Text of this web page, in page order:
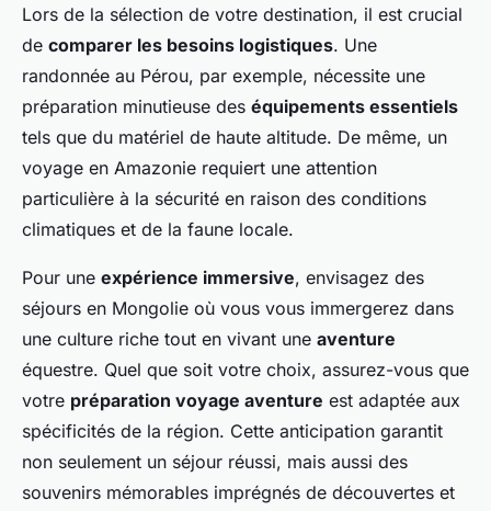
Lors de la sélection de votre destination, il est crucial
de comparer les besoins logistiques. Une
randonnée au Pérou, par exemple, nécessite une
préparation minutieuse des équipements essentiels
tels que du matériel de haute altitude. De même, un
voyage en Amazonie requiert une attention
particulière à la sécurité en raison des conditions
climatiques et de la faune locale.
Pour une expérience immersive, envisagez des
séjours en Mongolie où vous vous immergerez dans
une culture riche tout en vivant une aventure
équestre. Quel que soit votre choix, assurez-vous que
votre préparation voyage aventure est adaptée aux
spécificités de la région. Cette anticipation garantit
non seulement un séjour réussi, mais aussi des
souvenirs mémorables imprégnés de découvertes et